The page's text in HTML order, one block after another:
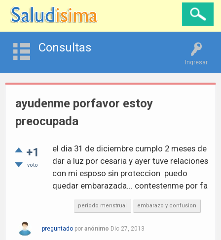
Ingresar
Consultas
ayudenme porfavor estoy
preocupada
+1
voto
el dia 31 de diciembre cumplo 2 meses de
dar a luz por cesaria y ayer tuve relaciones
con mi esposo sin proteccion puedo
quedar embarazada... contestenme por fa
periodo menstrual embarazo y confusion
preguntado por anónimo Dic 27, 2013